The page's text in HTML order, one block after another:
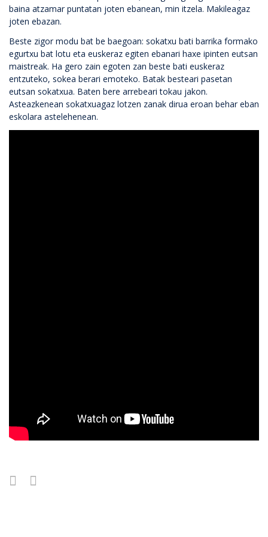
baina atzamar puntatan joten ebanean, min itzela. Makileagaz
joten ebazan.
Beste zigor modu bat be baegoan: sokatxu bati barrika formako
egurtxu bat lotu eta euskeraz egiten ebanari haxe ipinten eutsan
maistreak. Ha gero zain egoten zan beste bati euskeraz
entzuteko, sokea berari emoteko. Batak besteari pasetan
eutsan sokatxua. Baten bere arrebeari tokau jakon.
Asteazkenean sokatxuagaz lotzen zanak dirua eroan behar eban
eskolara astelehenean.